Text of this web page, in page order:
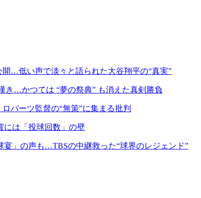
…低い声で淡々と語られた大谷翔平の“真実”
き…かつては “夢の祭典” も消えた真剣勝負
バーツ監督の“無策”に集まる批判
には「投球回数」の壁
」の声も…TBSの中継救った“球界のレジェンド”